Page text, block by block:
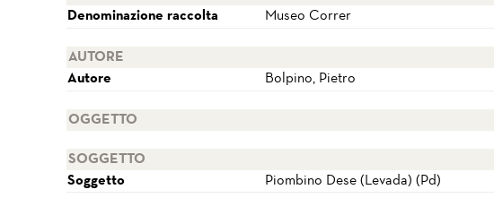
Denominazione raccolta
Museo Correr
AUTORE
Autore
Bolpino, Pietro
OGGETTO
SOGGETTO
Soggetto
Piombino Dese (Levada) (Pd)